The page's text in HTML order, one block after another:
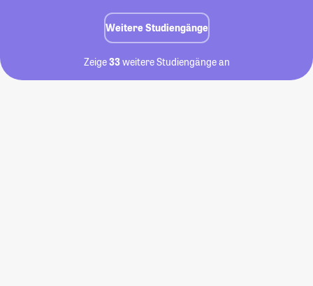
Weitere Studiengänge
Zeige33weitere Studiengänge an